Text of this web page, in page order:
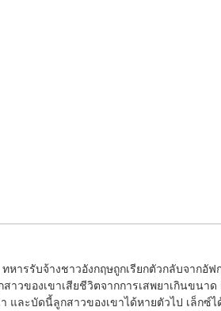
ทหารรับจ้างชาวอังกฤษถูกเรียกตัวกลับจากอั
าวของเขาเสียชีวิตจากการเสพยาเกินขนา
และบัดนี้ลูกสาวของเขาได้หายตัวไป เล็กซ์